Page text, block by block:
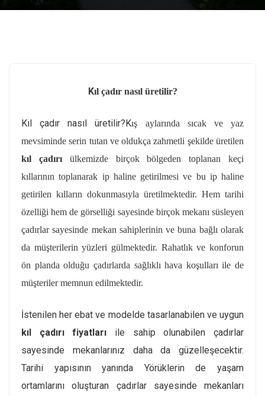
Kıl çadır nasıl üretilir?
Kıl çadır nasıl üretilir?Kış aylarında sıcak ve yaz
mevsiminde serin tutan ve oldukça zahmetli şekilde üretilen
kıl çadırıülkemizde birçok bölgeden toplanan keçi
kıllarının toplanarak ip haline getirilmesi ve bu ip haline
getirilen kılların dokunmasıyla üretilmektedir. Hem tarihi
özelliği hem de görselliği sayesinde birçok mekanı süsleyen
çadırlar sayesinde mekan sahiplerinin ve buna bağlı olarak
da müşterilerin yüzleri gülmektedir. Rahatlık ve konforun
ön planda olduğu çadırlarda sağlıklı hava koşulları ile de
müşteriler memnun edilmektedir.
İstenilen her ebat ve modelde tasarlanabilen ve uygun
kıl çadırı fiyatları ile sahip olunabilen çadırlar
sayesinde mekanlarınız daha da güzelleşecektir.
Tarihi yapısının yanında Yörüklerin de yaşam
ortamlarını oluşturan çadırlar sayesinde mekanları